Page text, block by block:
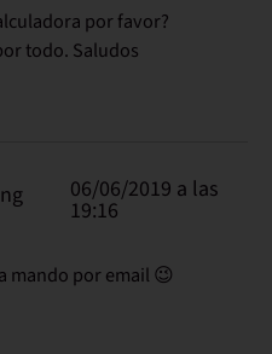
por favor?
todo. Saludos
06/06/2019 a las
19:16
mando por email 😉